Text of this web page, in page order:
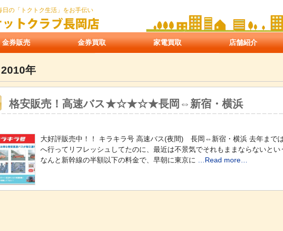
日の「トクトク生活」をお手伝い
金券販売 金券買取 家電買取 店舗紹介
年
格安販売！高速バス★☆★☆★長岡⇔新宿・横浜
大好評販売中！！ キラキラ号 高速バス(夜間) 長岡⇔新宿・横浜 去年まで
へ行ってリフレッシュしてたのに、最近は不景気でそれもままならないとい
なんと新幹線の半額以下の料金で、早朝に東京に
…Read more…